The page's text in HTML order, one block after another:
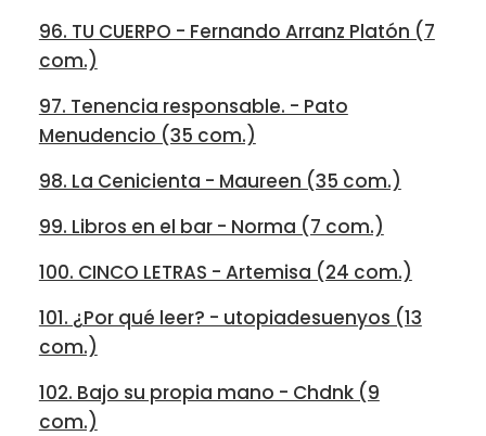
96. TU CUERPO - Fernando Arranz Platón (7
com.)
97. Tenencia responsable. - Pato
Menudencio (35 com.)
98. La Cenicienta - Maureen (35 com.)
99. Libros en el bar - Norma (7 com.)
100. CINCO LETRAS - Artemisa (24 com.)
101. ¿Por qué leer? - utopiadesuenyos (13
com.)
102. Bajo su propia mano - Chdnk (9
com.)